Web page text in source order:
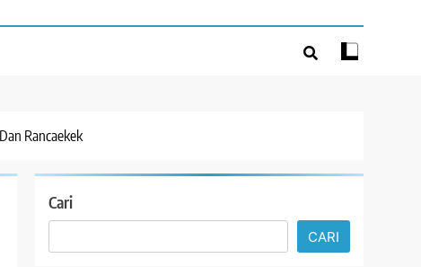
Rancaekek
Cari
CARI